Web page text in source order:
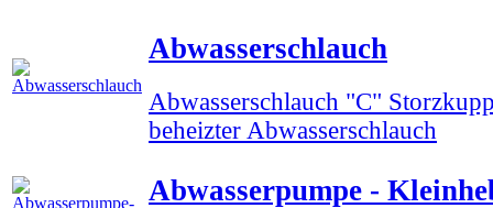
Abwasserschlauch
Abwasserschlauch "C"
beheizter Abwasserschlauch
Abwasserpumpe -